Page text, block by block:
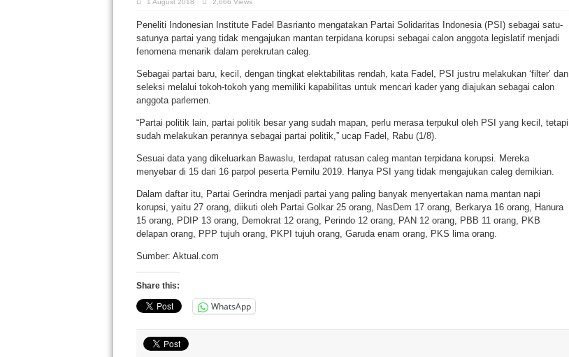
1 August 2018 2,666 Views
Peneliti Indonesian Institute Fadel Basrianto mengatakan Partai Solidaritas Indonesia (PSI) sebagai satu-
satunya partai yang tidak mengajukan mantan terpidana korupsi sebagai calon anggota legislatif menjadi
fenomena menarik dalam perekrutan caleg.
Sebagai partai baru, kecil, dengan tingkat elektabilitas rendah, kata Fadel, PSI justru melakukan ‘filter’ dan
seleksi melalui tokoh-tokoh yang memiliki kapabilitas untuk mencari kader yang diajukan sebagai calon
anggota parlemen.
“Partai politik lain, partai politik besar yang sudah mapan, perlu merasa terpukul oleh PSI yang kecil, tetapi
sudah melakukan perannya sebagai partai politik,” ucap Fadel, Rabu (1/8).
Sesuai data yang dikeluarkan Bawaslu, terdapat ratusan caleg mantan terpidana korupsi. Mereka
menyebar di 15 dari 16 parpol peserta Pemilu 2019. Hanya PSI yang tidak mengajukan caleg demikian.
Dalam daftar itu, Partai Gerindra menjadi partai yang paling banyak menyertakan nama mantan napi
korupsi, yaitu 27 orang, diikuti oleh Partai Golkar 25 orang, NasDem 17 orang, Berkarya 16 orang, Hanura
15 orang, PDIP 13 orang, Demokrat 12 orang, Perindo 12 orang, PAN 12 orang, PBB 11 orang, PKB
delapan orang, PPP tujuh orang, PKPI tujuh orang, Garuda enam orang, PKS lima orang.
Sumber: Aktual.com
Share this:
WhatsApp